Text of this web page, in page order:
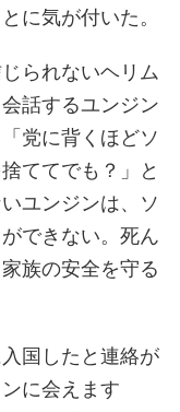
に気が付いた。
られないヘリム
話するユンジン
党に背くほどソ
ててでも？」と
ユンジンは、ソ
できない。死ん
族の安全を守る
国したと連絡が
に会えます